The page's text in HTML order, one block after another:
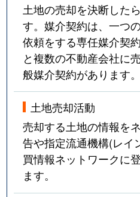
土地の売却を決断した
す。媒介契約は、一つ
依頼をする専任媒介契
と複数の不動産会社に
般媒介契約があります。
土地売却活動
売却する土地の情報を
告や指定流通機構(レイ
買情報ネットワークに
ます。